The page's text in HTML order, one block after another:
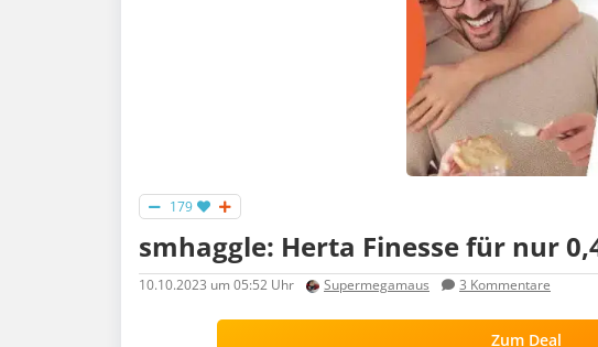
179
smhaggle: Herta Finesse für nur
10.10.2023 um 05:52 Uhr Supermegamaus 3 Kommentare
Zum Deal